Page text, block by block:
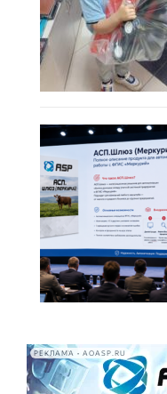
РЕКЛАМА • AOASP.RU